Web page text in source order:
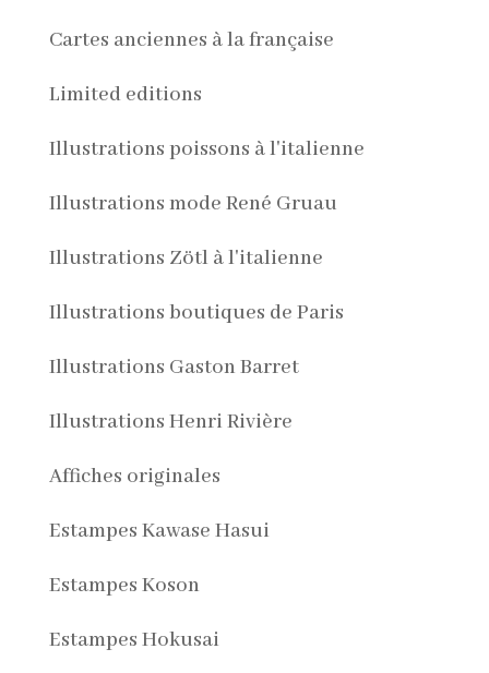
Cartes anciennes à la française
Limited editions
Illustrations poissons à l'italienne
Illustrations mode René Gruau
Illustrations Zötl à l'italienne
Illustrations boutiques de Paris
Illustrations Gaston Barret
Illustrations Henri Rivière
Affiches originales
Estampes Kawase Hasui
Estampes Koson
Estampes Hokusai